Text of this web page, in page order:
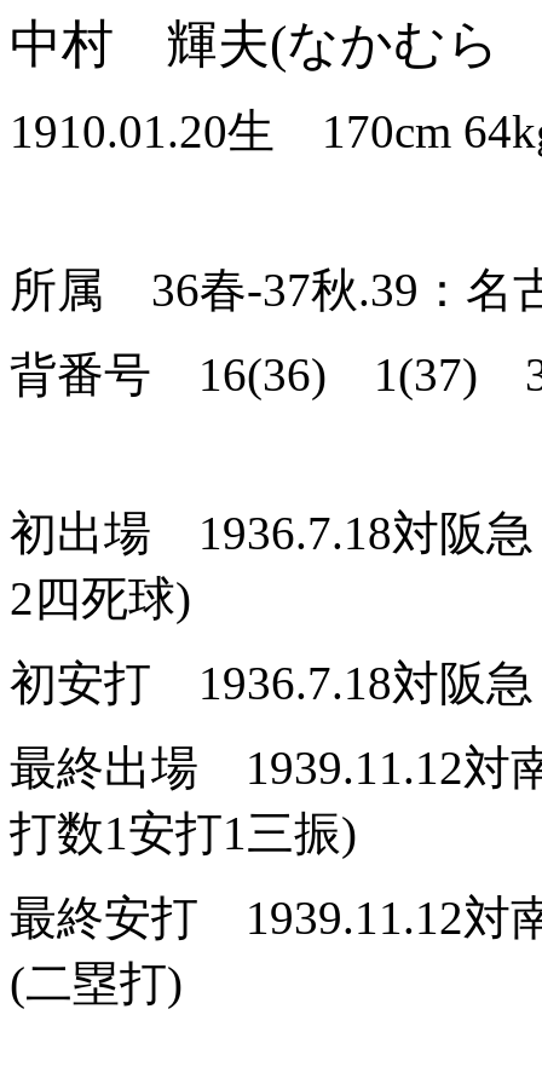
中村 輝夫(なかむら
1910.01.20生 170cm
所属 36春-37秋.39：名
背番号 16(36) 1(37)
初出場 1936.7.18対阪
2四死球)
初安打 1936.7.18対阪急
最終出場 1939.11.12対
打数1安打1三振)
最終安打 1939.11.12対
(二塁打)